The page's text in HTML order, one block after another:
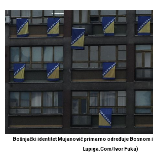
Bošnjački identitet Mujanović primarno određuje Bosnom
Lupiga.Com/Ivor Fuka)